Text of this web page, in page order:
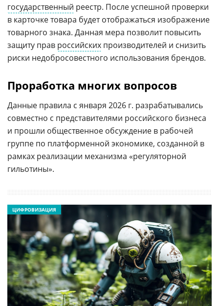
государственный реестр. После успешной проверки
в карточке товара будет отображаться изображение
товарного знака. Данная мера позволит повысить
защиту прав российских производителей и снизить
риски недобросовестного использования брендов.
Проработка многих вопросов
Данные правила с января 2026 г. разрабатывались
совместно с представителями российского бизнеса
и прошли общественное обсуждение в рабочей
группе по платформенной экономике, созданной в
рамках реализации механизма «регуляторной
гильотины».
ЦИФРОВИЗАЦИЯ